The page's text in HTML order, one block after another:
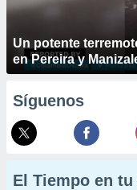
Un potente
en Pereira y
Síguenos
El Tiempo en tu